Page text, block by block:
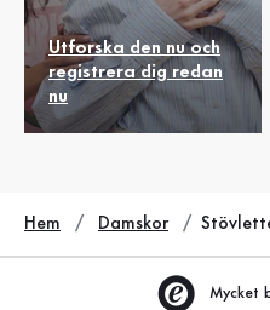
Utforska den nu och
registrera dig redan
nu
Hem Damskor
Mycket